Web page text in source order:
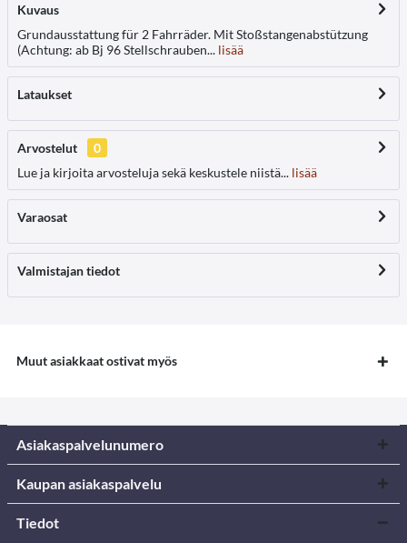
Kuvaus
Grundausstattung für 2 Fahrräder. Mit Stoßstangenabstützung
(Achtung: ab Bj 96 Stellschrauben... lisää
Lataukset
Arvostelut
0
Lue ja kirjoita arvosteluja sekä keskustele niistä... lisää
Varaosat
Valmistajan tiedot
Muut asiakkaat ostivat myös
Asiakaspalvelunumero
Kaupan asiakaspalvelu
Tiedot